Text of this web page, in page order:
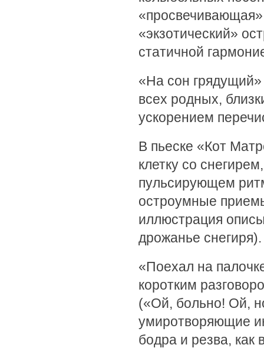
«экзотический»
статичной
«На сон
всех родных,
ускорением
В пьеске «Кот
клетку со
пульсирующем
остроумные
иллюстрация
дрожанье снегиря).
«Поехал на
коротким
(«Ой, больно! Ой,
умиротворяющие
бодра и резва, как